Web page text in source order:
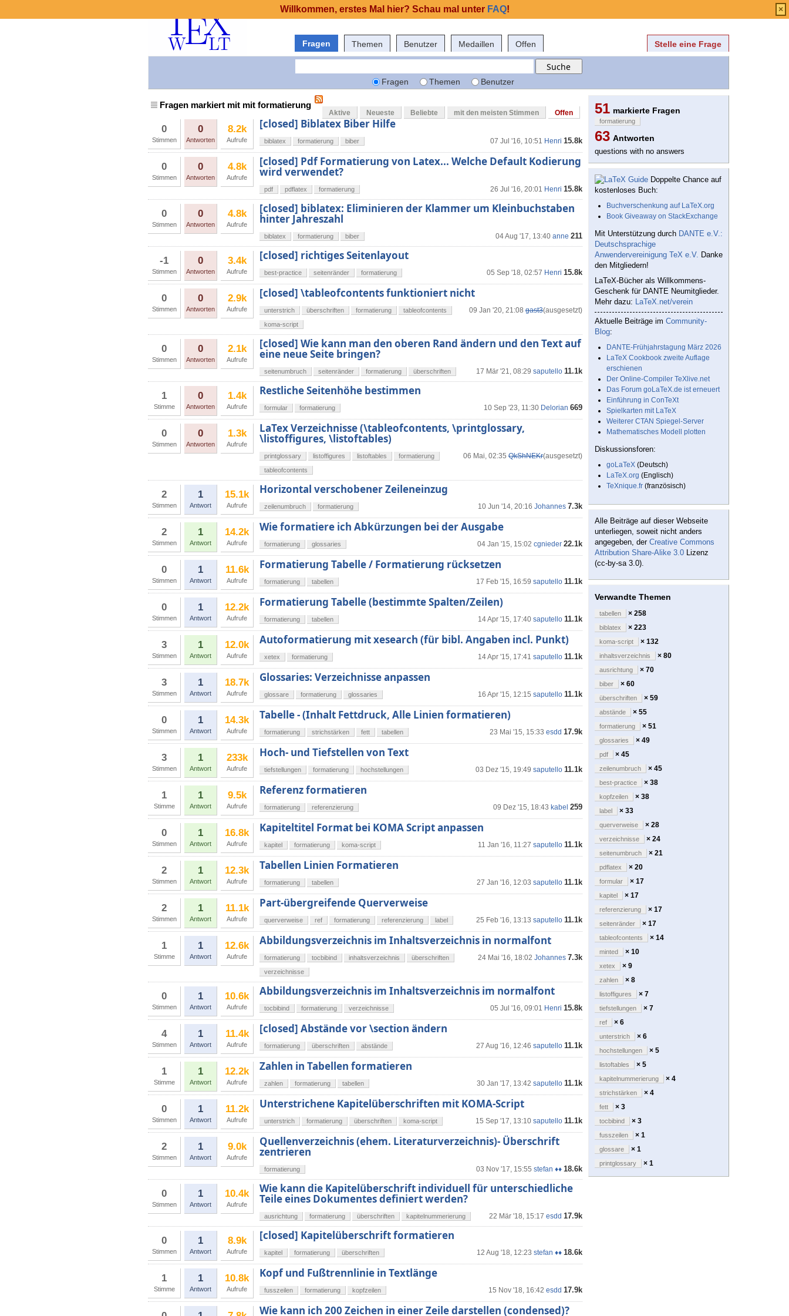
Fragen Themen Benutzer Medaillen Offen Stelle eine Frage
Fragen Themen Benutzer
Fragen markiert mit mit formatierung
Aktive Neueste Beliebte mit den meisten Stimmen Offen
0
Stimmen
0
Antworten
8.2k
Aufrufe
[closed] Biblatex Biber Hilfe
07 Jul '16, 10:51 Henri 15.8k
biblatex formatierung biber
0
Stimmen
0
Antworten
4.8k
Aufrufe
[closed] Pdf Formatierung von Latex... Welche Default Kodierung
wird verwendet?
26 Jul '16, 20:01 Henri 15.8k
pdf pdflatex formatierung
0
Stimmen
0
Antworten
4.8k
Aufrufe
[closed] biblatex: Eliminieren der Klammer um Kleinbuchstaben
hinter Jahreszahl
04 Aug '17, 13:40 anne 211
biblatex formatierung biber
-1
Stimmen
0
Antworten
3.4k
Aufrufe
[closed] richtiges Seitenlayout
05 Sep '18, 02:57 Henri 15.8k
best-practice seitenränder formatierung
0
Stimmen
0
Antworten
2.9k
Aufrufe
[closed] \tableofcontents funktioniert nicht
09 Jan '20, 21:08 gast3(ausgesetzt)
unterstrich überschriften formatierung
tableofcontents
koma-script
0
Stimmen
0
Antworten
2.1k
Aufrufe
[closed] Wie kann man den oberen Rand ändern und den Text auf
eine neue Seite bringen?
17 Mär '21, 08:29 saputello 11.1k
seitenumbruch seitenränder formatierung überschriften
1
Stimme
0
Antworten
1.4k
Aufrufe
Restliche Seitenhöhe bestimmen
10 Sep '23, 11:30 Delorian 669
formular formatierung
0
Stimmen
0
Antworten
1.3k
Aufrufe
LaTex Verzeichnisse (\tableofcontents, \printglossary,
\listoffigures, \listoftables)
06 Mai, 02:35 QkShNEKr(ausgesetzt)
printglossary listoffigures listoftables
formatierung
tableofcontents
2
Stimmen
1
Antwort
15.1k
Aufrufe
Horizontal verschobener Zeileneinzug
10 Jun '14, 20:16 Johannes 7.3k
zeilenumbruch formatierung
2
Stimmen
1
Antwort
14.2k
Aufrufe
Wie formatiere ich Abkürzungen bei der Ausgabe
04 Jan '15, 15:02 cgnieder 22.1k
formatierung glossaries
0
Stimmen
1
Antwort
11.6k
Aufrufe
Formatierung Tabelle / Formatierung rücksetzen
17 Feb '15, 16:59 saputello 11.1k
formatierung tabellen
0
Stimmen
1
Antwort
12.2k
Aufrufe
Formatierung Tabelle (bestimmte Spalten/Zeilen)
14 Apr '15, 17:40 saputello 11.1k
formatierung tabellen
3
Stimmen
1
Antwort
12.0k
Aufrufe
Autoformatierung mit xesearch (für bibl. Angaben incl. Punkt)
14 Apr '15, 17:41 saputello 11.1k
xetex formatierung
3
Stimmen
1
Antwort
18.7k
Aufrufe
Glossaries: Verzeichnisse anpassen
16 Apr '15, 12:15 saputello 11.1k
glossare formatierung glossaries
0
Stimmen
1
Antwort
14.3k
Aufrufe
Tabelle - (Inhalt Fettdruck, Alle Linien formatieren)
23 Mai '15, 15:33 esdd 17.9k
formatierung strichstärken fett tabellen
3
Stimmen
1
Antwort
233k
Aufrufe
Hoch- und Tiefstellen von Text
03 Dez '15, 19:49 saputello 11.1k
tiefstellungen formatierung hochstellungen
1
Stimme
1
Antwort
9.5k
Aufrufe
Referenz formatieren
09 Dez '15, 18:43 kabel 259
formatierung referenzierung
0
Stimmen
1
Antwort
16.8k
Aufrufe
Kapiteltitel Format bei KOMA Script anpassen
11 Jan '16, 11:27 saputello 11.1k
kapitel formatierung koma-script
2
Stimmen
1
Antwort
12.3k
Aufrufe
Tabellen Linien Formatieren
27 Jan '16, 12:03 saputello 11.1k
formatierung tabellen
2
Stimmen
1
Antwort
11.1k
Aufrufe
Part-übergreifende Querverweise
25 Feb '16, 13:13 saputello 11.1k
querverweise ref formatierung referenzierung label
1
Stimme
1
Antwort
12.6k
Aufrufe
Abbildungsverzeichnis im Inhaltsverzeichnis in normalfont
24 Mai '16, 18:02 Johannes 7.3k
formatierung tocbibind inhaltsverzeichnis
überschriften
verzeichnisse
0
Stimmen
1
Antwort
10.6k
Aufrufe
Abbildungsverzeichnis im Inhaltsverzeichnis im normalfont
05 Jul '16, 09:01 Henri 15.8k
tocbibind formatierung verzeichnisse
4
Stimmen
1
Antwort
11.4k
Aufrufe
[closed] Abstände vor \section ändern
27 Aug '16, 12:46 saputello 11.1k
formatierung überschriften abstände
1
Stimme
1
Antwort
12.2k
Aufrufe
Zahlen in Tabellen formatieren
30 Jan '17, 13:42 saputello 11.1k
zahlen formatierung tabellen
0
Stimmen
1
Antwort
11.2k
Aufrufe
Unterstrichene Kapitelüberschriften mit KOMA-Script
15 Sep '17, 13:10 saputello 11.1k
unterstrich formatierung überschriften koma-script
2
Stimmen
1
Antwort
9.0k
Aufrufe
Quellenverzeichnis (ehem. Literaturverzeichnis)- Überschrift
zentrieren
03 Nov '17, 15:55 stefan ♦♦ 18.6k
formatierung
0
Stimmen
1
Antwort
10.4k
Aufrufe
Wie kann die Kapitelüberschrift individuell für unterschiedliche
Teile eines Dokumentes definiert werden?
22 Mär '18, 15:17 esdd 17.9k
ausrichtung formatierung überschriften kapitelnummerierung
0
Stimmen
1
Antwort
8.9k
Aufrufe
[closed] Kapitelüberschrift formatieren
12 Aug '18, 12:23 stefan ♦♦ 18.6k
kapitel formatierung überschriften
1
Stimme
1
Antwort
10.8k
Aufrufe
Kopf und Fußtrennlinie in Textlänge
15 Nov '18, 16:42 esdd 17.9k
fusszeilen formatierung kopfzeilen
Wie kann ich 200 Zeichen in einer Zeile darstellen (condensed)?
51 markierte Fragen
formatierung
63 Antworten
questions with no answers
Doppelte Chance auf
kostenloses Buch:
Buchverschenkung auf LaTeX.org
Book Giveaway on StackExchange
Mit Unterstützung durch DANTE e.V.:
Deutschsprachige
Anwendervereinigung TeX e.V. Danke
den Mitgliedern!
LaTeX-Bücher als Willkommens-
Geschenk für DANTE Neumitglieder.
Mehr dazu: LaTeX.net/verein
Aktuelle Beiträge im Community-
Blog:
DANTE-Frühjahrstagung März 2026
LaTeX Cookbook zweite Auflage
erschienen
Der Online-Compiler TeXlive.net
Das Forum goLaTeX.de ist erneuert
Einführung in ConTeXt
Spielkarten mit LaTeX
Weiterer CTAN Spiegel-Server
Mathematisches Modell plotten
Diskussionsforen:
goLaTeX (Deutsch)
LaTeX.org (Englisch)
TeXnique.fr (französisch)
Alle Beiträge auf dieser Webseite
unterliegen, soweit nicht anders
angegeben, der Creative Commons
Attribution Share-Alike 3.0 Lizenz
(cc-by-sa 3.0).
Verwandte Themen
tabellen × 258
biblatex × 223
koma-script × 132
inhaltsverzeichnis × 80
ausrichtung × 70
biber × 60
überschriften × 59
abstände × 55
formatierung × 51
glossaries × 49
pdf × 45
zeilenumbruch × 45
best-practice × 38
kopfzeilen × 38
label × 33
querverweise × 28
verzeichnisse × 24
seitenumbruch × 21
pdflatex × 20
formular × 17
kapitel × 17
referenzierung × 17
seitenränder × 17
tableofcontents × 14
minted × 10
xetex × 9
zahlen × 8
listoffigures × 7
tiefstellungen × 7
ref × 6
unterstrich × 6
hochstellungen × 5
listoftables × 5
kapitelnummerierung × 4
strichstärken × 4
fett × 3
tocbibind × 3
fusszeilen × 1
glossare × 1
printglossary × 1
Willkommen, erstes Mal hier? Schau mal unter FAQ! ×